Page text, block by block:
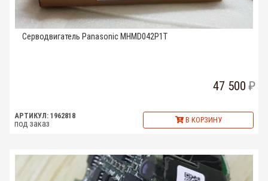
Серводвигатель Panasonic MHMD042P1T
47 500
АРТИКУЛ: 1962818
под заказ В КОРЗИНУ